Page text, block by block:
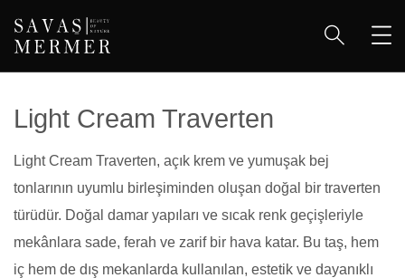
Light Cream Traverten
Light Cream Traverten, açık krem ve yumuşak bej
tonlarının uyumlu birleşiminden oluşan doğal bir traverten
türüdür. Doğal damar yapıları ve sıcak renk geçişleriyle
mekânlara sade, ferah ve zarif bir hava katar. Bu taş, hem
iç hem de dış mekanlarda kullanılan, estetik ve dayanıklı